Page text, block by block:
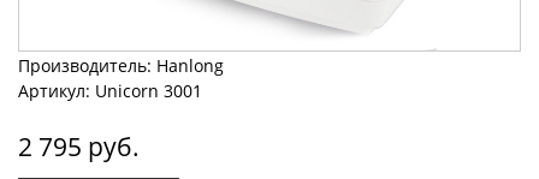
Производитель: Hanlong
Артикул: Unicorn 3001
2 795 руб.